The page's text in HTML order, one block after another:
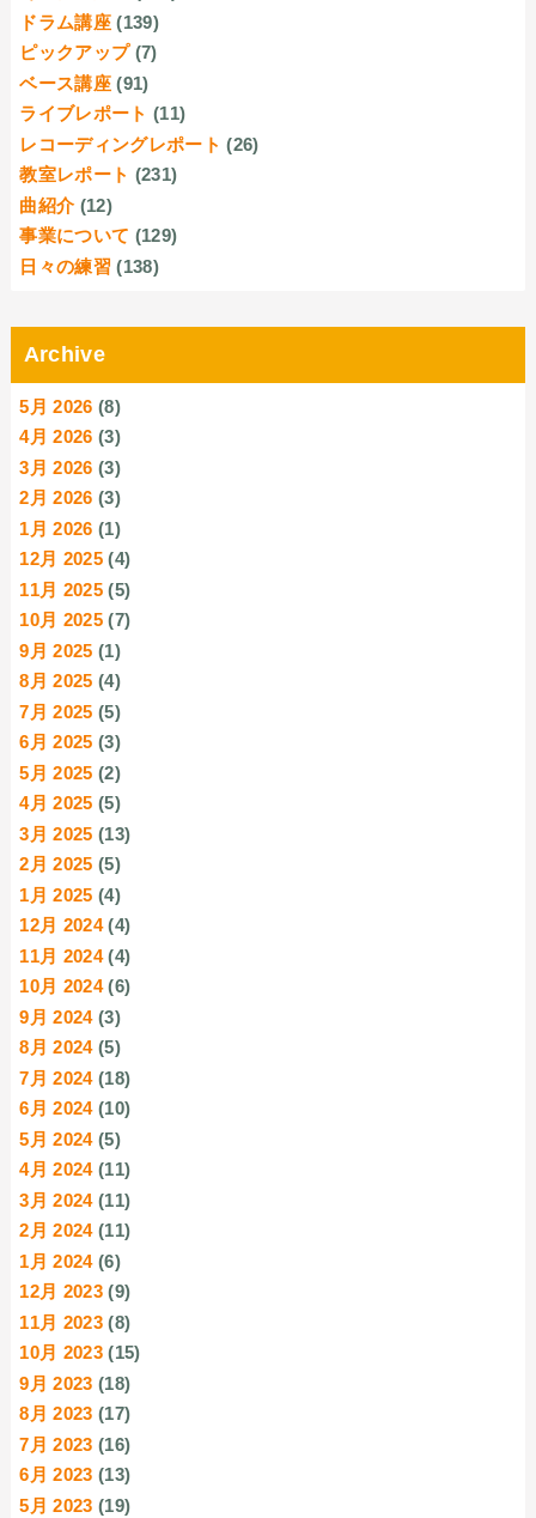
ドラム講座 (139)
ピックアップ (7)
ベース講座 (91)
ライブレポート (11)
レコーディングレポート (26)
教室レポート (231)
曲紹介 (12)
事業について (129)
日々の練習 (138)
Archive
5月 2026 (8)
4月 2026 (3)
3月 2026 (3)
2月 2026 (3)
1月 2026 (1)
12月 2025 (4)
11月 2025 (5)
10月 2025 (7)
9月 2025 (1)
8月 2025 (4)
7月 2025 (5)
6月 2025 (3)
5月 2025 (2)
4月 2025 (5)
3月 2025 (13)
2月 2025 (5)
1月 2025 (4)
12月 2024(4)
11月 2024(4)
10月 2024(6)
9月 2024(3)
8月 2024(5)
7月 2024(18)
6月 2024(10)
5月 2024(5)
4月 2024(11)
3月 2024(11)
2月 2024(11)
1月 2024(6)
12月 2023 (9)
11月 2023 (8)
10月 2023 (15)
9月 2023 (18)
8月 2023 (17)
7月 2023 (16)
6月 2023 (13)
5月 2023 (19)